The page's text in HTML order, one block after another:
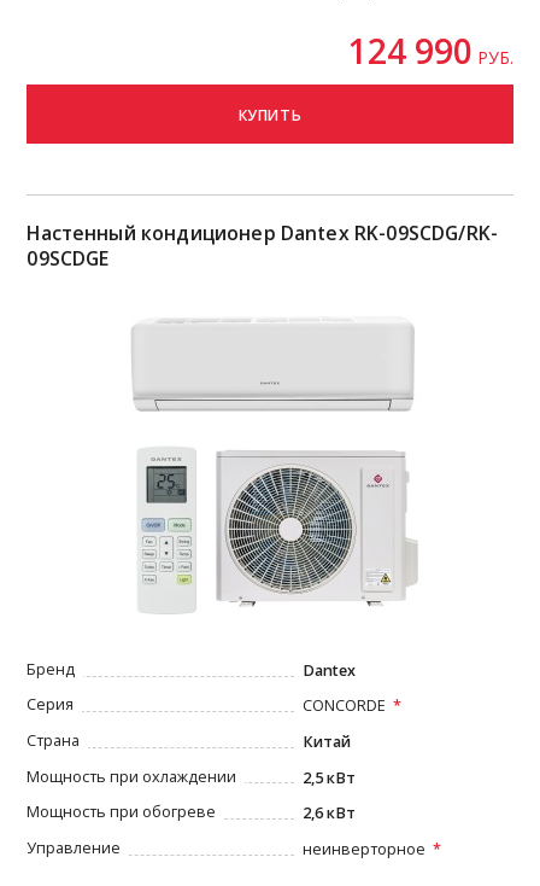
124 990 РУБ.
КУПИТЬ
Настенный кондиционер Dantex RK-09SCDG/RK-
09SCDGE
Бренд
Dantex
Серия
CONCORDE
Страна
Китай
Мощность при охлаждении
2,5 кВт
Мощность при обогреве
2,6 кВт
Управление
неинверторное